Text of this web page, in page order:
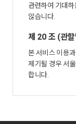
관련하여 기대
않습니다.
제 20 조 (관
본 서비스 이용
제기될 경우 서
합니다.